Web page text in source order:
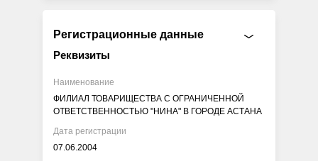
Регистрационные данные
Реквизиты
Наименование
ФИЛИАЛ ТОВАРИЩЕСТВА С ОГРАНИЧЕННОЙ
ОТВЕТСТВЕННОСТЬЮ "НИНА" В ГОРОДЕ АСТАНА
Дата регистрации
07.06.2004